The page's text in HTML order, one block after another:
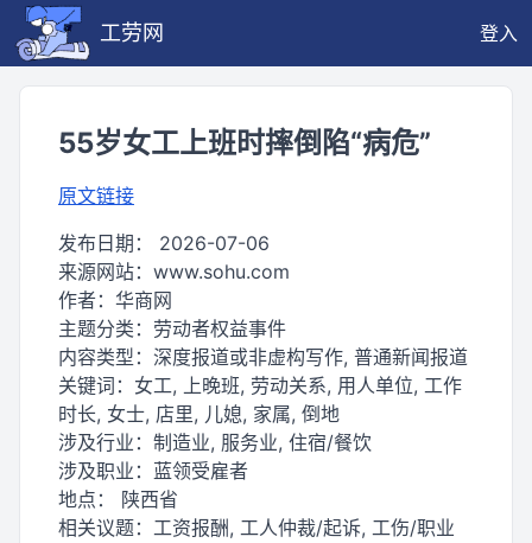
工劳网 登入
55岁女工上班时摔倒陷“病危”
原文链接
发布日期： 2026-07-06
来源网站： www.sohu.com
作者： 华商网
主题分类： 劳动者权益事件
内容类型： 深度报道或非虚构写作, 普通新闻报道
关键词： 女工, 上晚班, 劳动关系, 用人单位, 工作
时长, 女士, 店里, 儿媳, 家属, 倒地
涉及行业： 制造业, 服务业, 住宿/餐饮
涉及职业： 蓝领受雇者
地点： 陕西省
相关议题： 工资报酬, 工人仲裁/起诉, 工伤/职业